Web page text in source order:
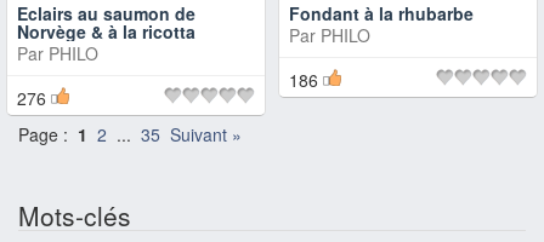
Eclairs au saumon de
Norvège & à la ricotta
Par PHILO
276
Fondant à la rhubarbe
Par PHILO
186
Page : 1 2 ... 35 Suivant »
Mots-clés